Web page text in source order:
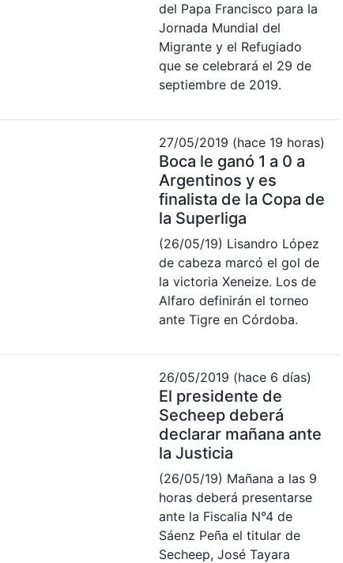
del Papa Francisco para la
Jornada Mundial del
Migrante y el Refugiado
que se celebrará el 29 de
septiembre de 2019.
27/05/2019 (hace 19 horas)
Boca le ganó 1 a 0 a
Argentinos y es
finalista de la Copa de
la Superliga
(26/05/19) Lisandro López
de cabeza marcó el gol de
la victoria Xeneize. Los de
Alfaro definirán el torneo
ante Tigre en Córdoba.
26/05/2019 (hace 6 días)
El presidente de
Secheep deberá
declarar mañana ante
la Justicia
(26/05/19) Mañana a las 9
horas deberá presentarse
ante la Fiscalia N°4 de
Sáenz Peña el titular de
Secheep, José Tayara